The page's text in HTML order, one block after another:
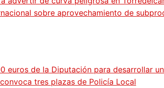
sobre aprovechamiento de
euros de la Diputación para desarrollar
tres plazas de Policía Local